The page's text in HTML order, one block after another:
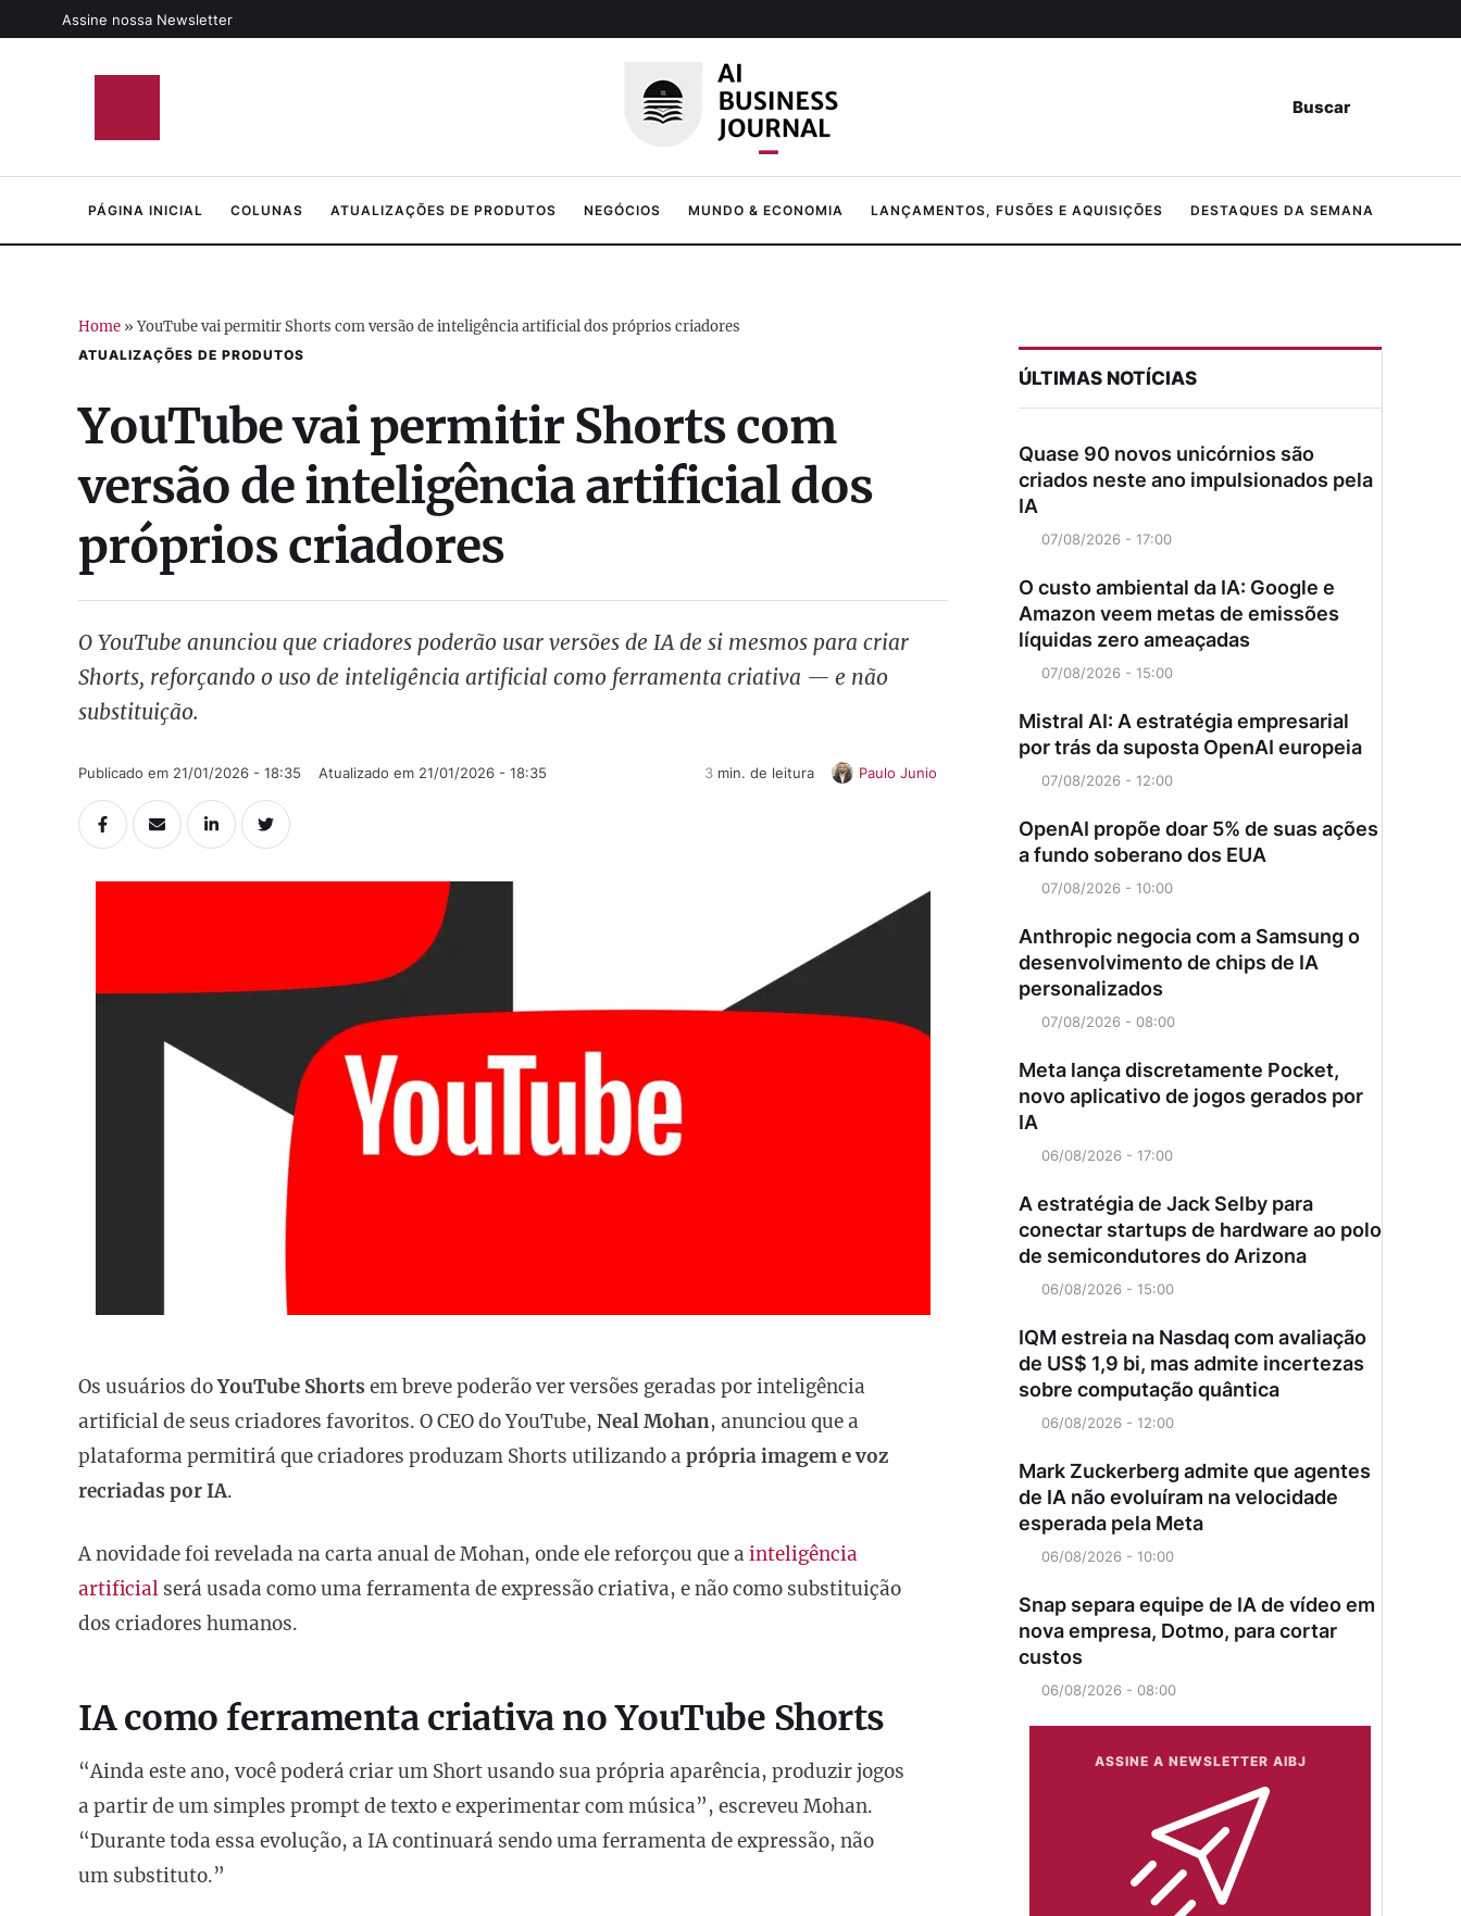
Assine nossa Newsletter
Buscar
PÁGINA INICIAL COLUNAS ATUALIZAÇÕES DE PRODUTOS NEGÓCIOS MUNDO & ECONOMIA LANÇAMENTOS, FUSÕES E AQUISIÇÕES DESTAQUES DA SEMANA
Home » YouTube vai permitir Shorts com versão de inteligência artificial dos próprios criadores
ATUALIZAÇÕES DE PRODUTOS
YouTube vai permitir Shorts com
versão de inteligência artificial dos
próprios criadores
O YouTube anunciou que criadores poderão usar versões de IA de si mesmos para criar
Shorts, reforçando o uso de inteligência artificial como ferramenta criativa — e não
substituição.
Publicado em 21/01/2026 - 18:35 Atualizado em 21/01/2026 - 18:35 3 min. de leitura Paulo Junio
Os usuários doYouTube Shorts em breve poderão ver versões geradas por inteligência
artificial de seus criadores favoritos. O CEO do YouTube, Neal Mohan, anunciou que a
plataforma permitirá que criadores produzam Shorts utilizando a própria imagem e voz
recriadas por IA.
A novidade foi revelada na carta anual de Mohan, onde ele reforçou que a inteligência
artificial será usada como uma ferramenta de expressão criativa, e não como substituição
dos criadores humanos.
IA como ferramenta criativa no YouTube Shorts
“Ainda este ano, você poderá criar um Short usando sua própria aparência, produzir jogos
a partir de um simples prompt de texto e experimentar com música”, escreveu Mohan.
“Durante toda essa evolução, a IA continuará sendo uma ferramenta de expressão, não
um substituto.”
ÚLTIMAS NOTÍCIAS
Quase 90 novos unicórnios são
criados neste ano impulsionados pela
IA
07/08/2026 - 17:00
O custo ambiental da IA: Google e
Amazon veem metas de emissões
líquidas zero ameaçadas
07/08/2026 - 15:00
Mistral AI: A estratégia empresarial
por trás da suposta OpenAI europeia
07/08/2026 - 12:00
OpenAI propõe doar 5% de suas ações
a fundo soberano dos EUA
07/08/2026 - 10:00
Anthropic negocia com a Samsung o
desenvolvimento de chips de IA
personalizados
07/08/2026 - 08:00
Meta lança discretamente Pocket,
novo aplicativo de jogos gerados por
IA
06/08/2026 - 17:00
A estratégia de Jack Selby para
conectar startups de hardware ao polo
de semicondutores do Arizona
06/08/2026 - 15:00
IQM estreia na Nasdaq com avaliação
de US$ 1,9 bi, mas admite incertezas
sobre computação quântica
06/08/2026 - 12:00
Mark Zuckerberg admite que agentes
de IA não evoluíram na velocidade
esperada pela Meta
06/08/2026 - 10:00
Snap separa equipe de IA de vídeo em
nova empresa, Dotmo, para cortar
custos
06/08/2026 - 08:00
ASSINE A NEWSLETTER AIBJ